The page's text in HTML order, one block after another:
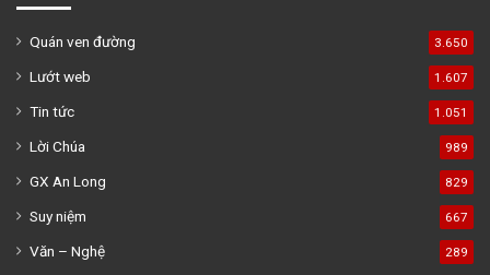
Quán ven đường 3.650
Lướt web 1.607
Tin tức 1.051
Lời Chúa 989
GX An Long 829
Suy niệm 667
Văn – Nghệ 289